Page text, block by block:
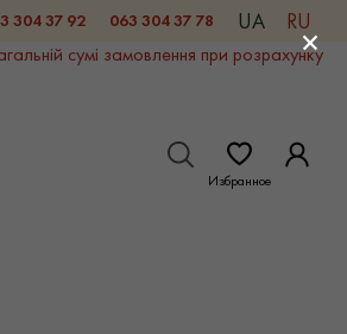
304 37 92 063 304 37 78 UA RU
сумі замовлення при розрахунку
Избранное
×